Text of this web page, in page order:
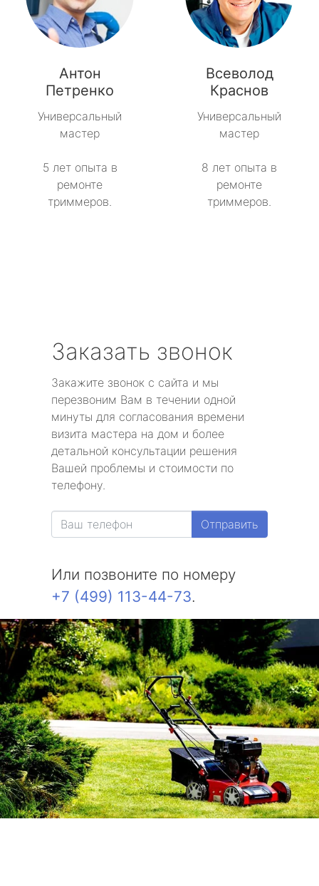
Антон
Петренко
Универсальный
мастер
5 лет опыта в
ремонте
триммеров.
Всеволод
Краснов
Универсальный
мастер
8 лет опыта в
ремонте
триммеров.
Заказать звонок
Закажите звонок с сайта и мы
перезвоним Вам в течении одной
минуты для согласования времени
визита мастера на дом и более
детальной консультации решения
Вашей проблемы и стоимости по
телефону.
Отправить
Или позвоните по номеру
+7 (499) 113-44-73.